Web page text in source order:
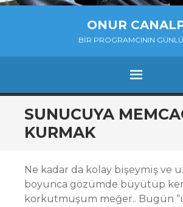
ONUR
BIR PROGRAMCININ
MENU
SKIP
TO
CONTENT
SUNUCUYA
KURMAK
Ne kadar da kolay bişeymiş ve
boyunca gözümde büyütüp
korkutmuşum meğer.. Bugün